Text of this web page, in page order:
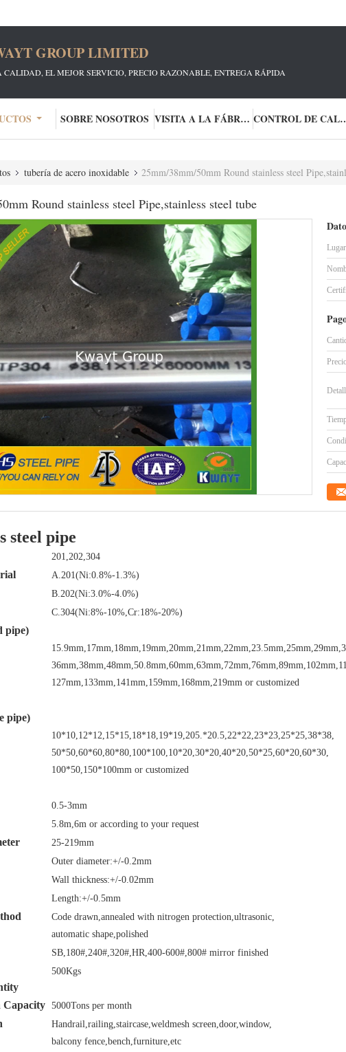
GROUP LIMITED
CALIDAD, EL MEJOR SERVICIO, PRECIO RAZONABLE, ENTREGA RÁPIDA
SOBRE NOSOTROS VISITA A LA FÁBRICA
tubería de acero inoxidable 25mm/38mm/50mm Round stainless steel
Round stainless steel Pipe,stainless steel tube
steel pipe
201,202,304
A.201(Ni:0.8%-1.3%)
B.202(Ni:3.0%-4.0%)
C.304(Ni:8%-10%,Cr:18%-20%)
pipe)
127mm,133mm,141mm,159mm,168mm,219mm or customized
pipe)
10*10,12*12,15*15,18*18,19*19,205.*20.5,22*22,23*23,25*25,38*38,
50*50,60*60,80*80,100*100,10*20,30*20,40*20,50*25,60*20,60*30,
100*50,150*100mm or customized
0.5-3mm
5.8m,6m or according to your request
25-219mm
Outer diameter:+/-0.2mm
Wall thickness:+/-0.02mm
Length:+/-0.5mm
Code drawn,annealed with nitrogen protection,ultrasonic,
automatic shape,polished
SB,180#,240#,320#,HR,400-600#,800# mirror finished
500Kgs
Capacity 5000Tons per month
Handrail,railing,staircase,weldmesh screen,door,window,
balcony fence,bench,furniture,etc